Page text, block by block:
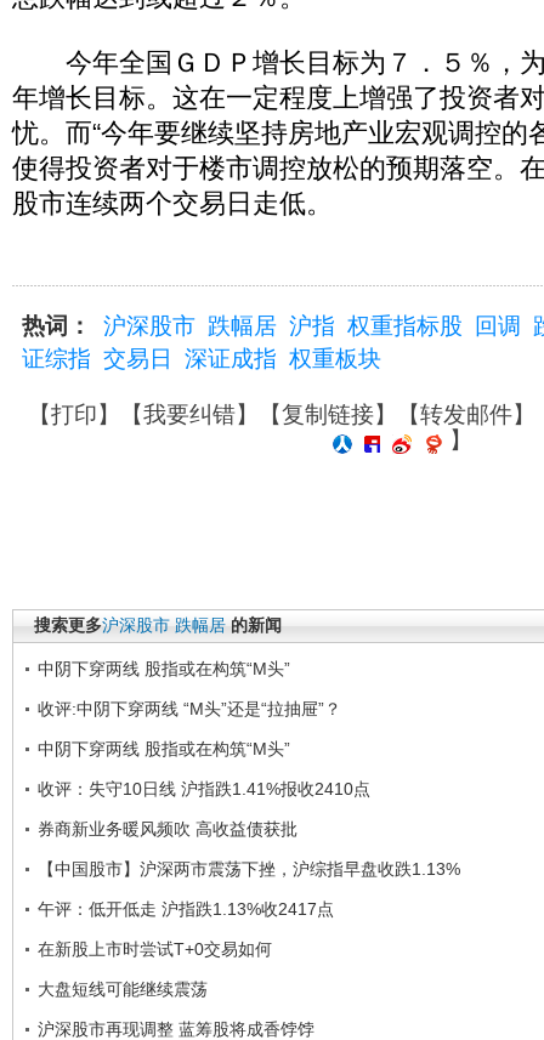
今年全国ＧＤＰ增长目标为７．５％，
年增长目标。这在一定程度上增强了投资者
忧。而“今年要继续坚持房地产业宏观调控的
使得投资者对于楼市调控放松的预期落空。
股市连续两个交易日走低。
热词： 沪深股市 跌幅居 沪指 权重指标股 回调
证综指 交易日 深证成指 权重板块
【打印】【我要纠错】【复制链接】【转发邮件】
】
搜索更多沪深股市 跌幅居 的新闻
中阴下穿两线 股指或在构筑“M头”
收评:中阴下穿两线 “M头”还是“拉抽屉”？
中阴下穿两线 股指或在构筑“M头”
收评：失守10日线 沪指跌1.41%报收2410点
券商新业务暖风频吹 高收益债获批
【中国股市】沪深两市震荡下挫，沪综指早盘收跌1.13%
午评：低开低走 沪指跌1.13%收2417点
在新股上市时尝试T+0交易如何
大盘短线可能继续震荡
沪深股市再现调整 蓝筹股将成香饽饽